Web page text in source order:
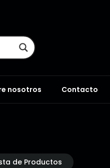
nosotros Contacto
de Productos